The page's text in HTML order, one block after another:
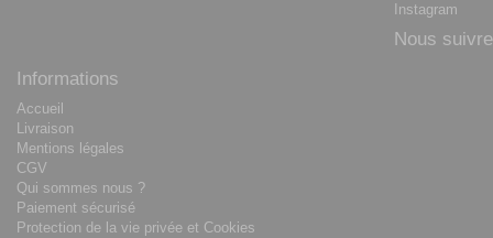
Instagram
Nous suivre
Informations
Accueil
Livraison
Mentions légales
CGV
Qui sommes nous ?
Paiement sécurisé
Protection de la vie privée et Cookies